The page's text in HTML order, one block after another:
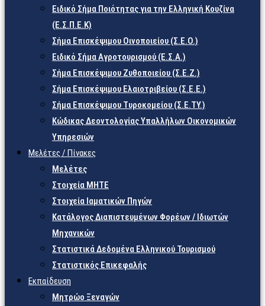
Ειδικό Σήμα Ποιότητας για την Ελληνική Κουζίνα
(Ε.Σ.Π.Ε.Κ)
Σήμα Επισκέψιμου Οινοποιείου (Σ.Ε.Ο.)
Ειδικό Σήμα Αγροτουρισμού (Ε.Σ.Α.)
Σήμα Επισκέψιμου Ζυθοποιείου (Σ.Ε.Ζ.)
Σήμα Επισκέψιμου Ελαιοτριβείου (Σ.Ε.Ε.)
Σήμα Επισκέψιμου Τυροκομείου (Σ.Ε.TY.)
Κώδικας Δεοντολογίας Υπαλλήλων Οικονομικών
Υπηρεσιών
Μελέτες / Πίνακες
Μελέτες
Στοιχεία ΜΗΤΕ
Στοιχεία Ιαματικών Πηγών
Κατάλογος Διαπιστευμένων Φορέων / Ιδιωτών
Μηχανικών
Στατιστικά Δεδομένα Ελληνικού Τουρισμού
Στατιστικός Επικεφαλής
Εκπαίδευση
Μητρώο Ξεναγών